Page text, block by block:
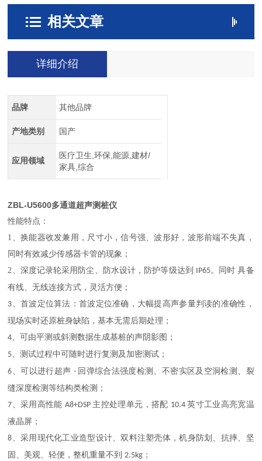
相关文章
详细介绍
品牌 其他品牌
产地类别 国产
应用领域
医疗卫生,环保,能源,建材/
家具,综合
ZBL-U5600多通道超声测桩仪
性能特点：
1、 换能器收发兼用，尺寸小，信号强、波形好，波形前端不失真，
同时有效减少传感器卡管的现象；
2、 深度记录轮采用防尘、防水设计，防护等级达到 IP65。同时 具备
有线、无线连接方式，灵活方便；
3、首波定位算法：首波定位准确，大幅提高声参量判读的准确性，
现场实时还原桩身缺陷，基本无需后期处理；
4、可由平测或斜测数据生成基桩的声阴影图；
5、测试过程中可随时进行复测及加密测试；
6、可以进行超声 - 回弹综合法强度检测、不密实区及空洞检测、裂
缝深度检测等结构类检测；
7、采用高性能A8+DSP主控处理单元，搭配 10.4英寸工业高亮宽温
液晶屏；
8、采用现代化工业造型设计、双料注塑壳体，机身防划、抗摔、坚
固、美观、轻便，整机重量不到2.5kg ；